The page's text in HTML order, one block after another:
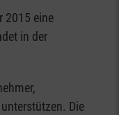
2015 eine
in der
Die